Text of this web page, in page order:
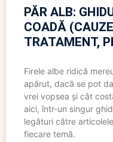
PĂR ALB:
COADĂ
TRATAMENT,
Firele albe ridică
apărut, dacă se pot
vrei vopsea și cât
aici, într-un singur
legături către
fiecare temă.